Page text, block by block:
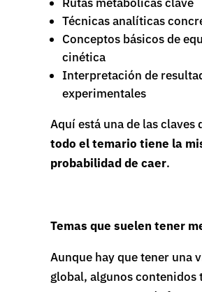
Técnicas analíticas
Conceptos básicos de
cinética
Interpretación de
experimentales
Aquí está una de las claves
todo el temario tiene la
probabilidad de caer.
Temas que suelen tener
Aunque hay que tener una
global, algunos contenidos